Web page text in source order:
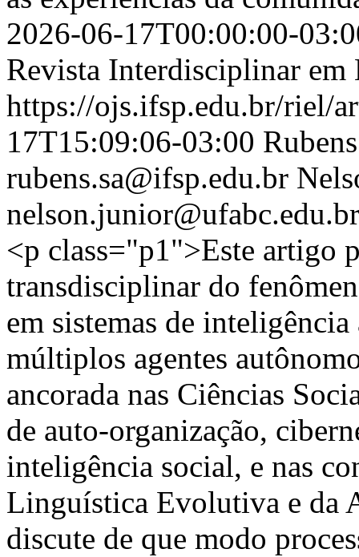
2026-06-17T00:00:00-
Revista Interdisciplinar em
https://ojs.ifsp.edu.br/riel/
17T15:09:06-03:00
rubens.sa@ifsp.edu.br
nelson.junior@ufabc.edu.br
<p class="p1">Este artigo
transdisciplinar do
em sistemas de
múltiplos agentes
ancorada nas Ciências
de auto-organização,
inteligência social, e nas
Linguística Evolutiva e da
discute de que modo